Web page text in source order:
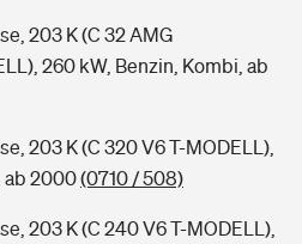
203 K (C 32 AMG
260 kW, Benzin, Kombi, ab
203 K (C 320 V6 T-MODELL),
ab 2000(0710 / 508)
203 K (C 240 V6 T-MODELL),